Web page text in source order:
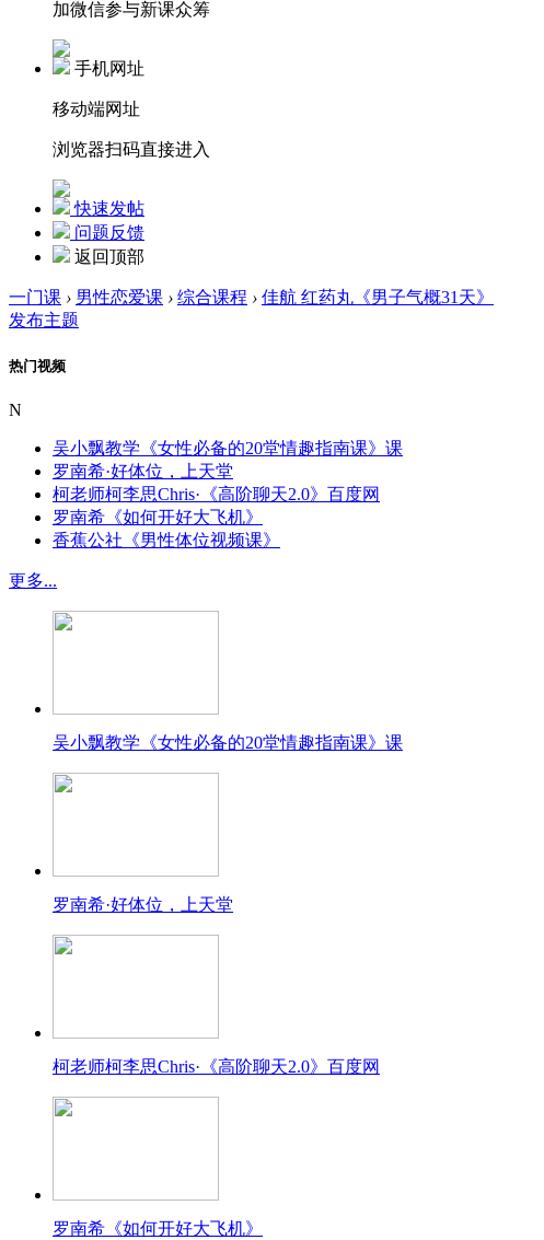
加微信参与新课众筹
手机网址
移动端网址
浏览器扫码直接进入
快速发帖
问题反馈
返回顶部
一门课 › 男性恋爱课 › 综合课程 › 佳航 红药丸《男子气概31天》
发布主题
热门视频
N
吴小飘教学《女性必备的20堂情趣指南课》课
罗南希·好体位，上天堂
柯老师柯李思Chris·《高阶聊天2.0》百度网
罗南希《如何开好大飞机》
香蕉公社《男性体位视频课》
更多...
吴小飘教学《女性必备的20堂情趣指南课》课
罗南希·好体位，上天堂
柯老师柯李思Chris·《高阶聊天2.0》百度网
罗南希《如何开好大飞机》